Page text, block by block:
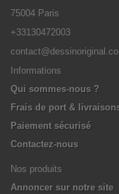
75004 Paris
+33130472003
Informations
Qui sommes-nous ?
Frais de port &
Paiement sécurisé
Contactez-nous
Nos produits
Annoncer sur notre site